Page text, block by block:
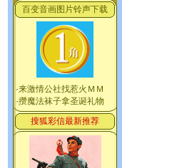
百变音画图片铃声下载
·来激情公社找惹火ＭＭ
·攒魔法袜子拿圣诞礼物
搜狐彩信最新推荐